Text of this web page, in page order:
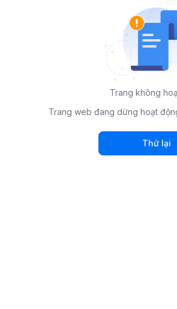
Trang không
Trang web đang dừng hoạt
Thử lại